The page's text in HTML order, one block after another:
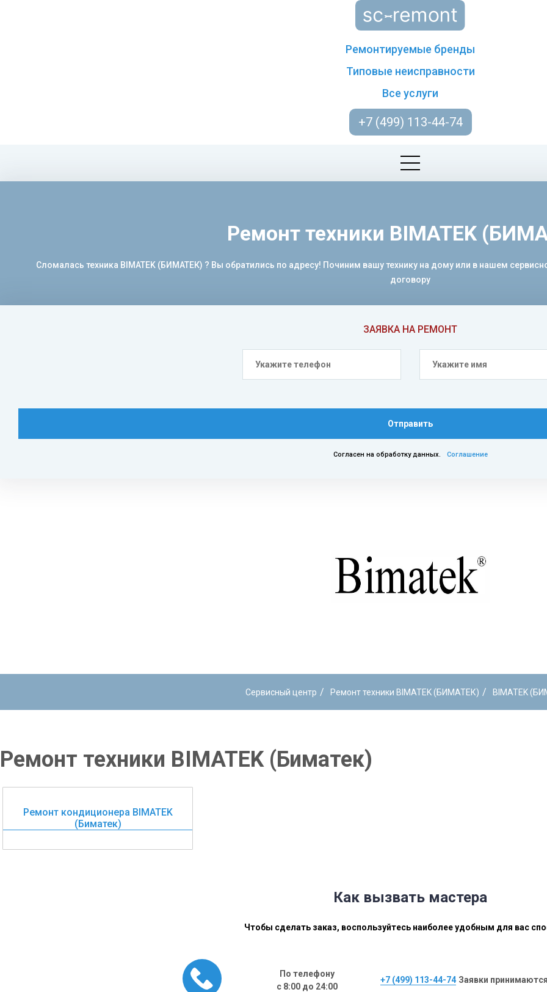
Ремонтируемые бренды
Типовые неисправности
Все услуги
+7 (499) 113-44-74
ЗАЯВКА НА РЕМОНТ
Отправить
Согласен на обработку данных. Соглашение
Ремонт техники BIMATEK
Сломалась техника BIMATEK (БИМАТЕК) ? Вы обратились по адресу! Починим вашу технику на дому или в нашем
договору
Сервисный центр / Ремонт техники BIMATEK (БИМАТЕК) / BIMATEK
Ремонт техники BIMATEK (Биматек)
Ремонт кондиционера BIMATEK
(Биматек)
Как вызвать мастера
Чтобы сделать заказ, воспользуйтесь наиболее удобным для вас
По телефону
с 8:00 до 24:00
+7 (499) 113-44-74 Заявки